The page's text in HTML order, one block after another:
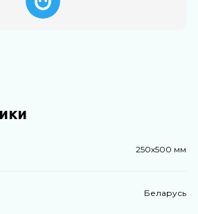
250х500 мм
Беларусь